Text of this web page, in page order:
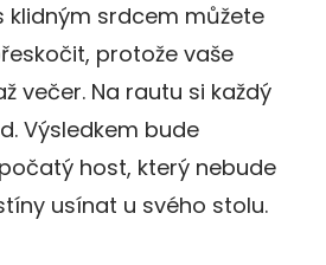
klidným srdcem můžete
protože vaše
večer. Na rautu si každý
Výsledkem bude
host, který nebude
usínat u svého stolu.